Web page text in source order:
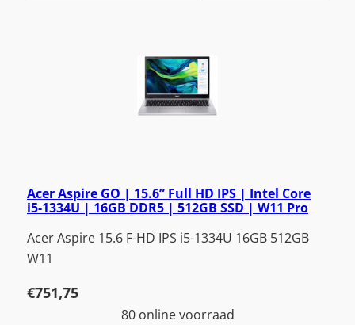
Acer Aspire GO | 15.6” Full HD IPS | Intel Core
i5-1334U | 16GB DDR5 | 512GB SSD | W11 Pro
Acer Aspire 15.6 F-HD IPS i5-1334U 16GB 512GB
W11
€751,75
80 online voorraad